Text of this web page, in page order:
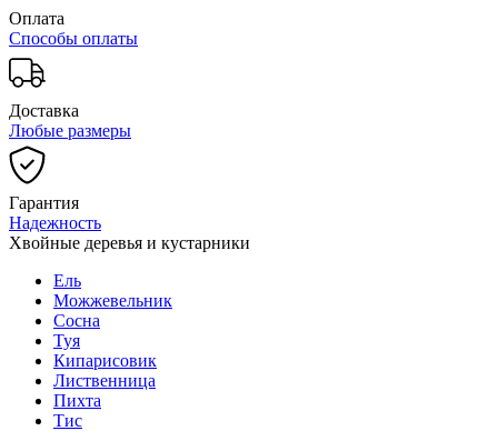
Оплата
Способы оплаты
Доставка
Любые размеры
Гарантия
Надежность
Хвойные деревья и кустарники
Ель
Можжевельник
Сосна
Туя
Кипарисовик
Лиственница
Пихта
Тис